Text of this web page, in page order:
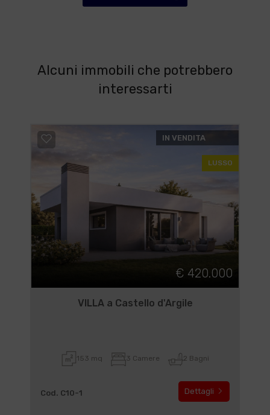
Alcuni immobili che potrebbero
interessarti
IN VENDITA
LUSSO
€ 420.000
VILLA a Castello d'Argile
153 mq 3 Camere 2 Bagni
Cod. C10-1 Dettagli